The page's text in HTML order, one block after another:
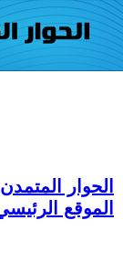
الحوار
الموقع